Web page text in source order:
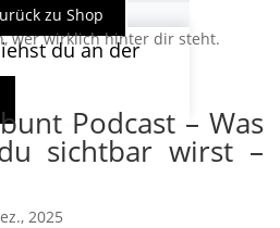
wer wirklich hinter dir steht.
Podcast – Was
sichtbar wirst –
2025
zu Shop
du an der